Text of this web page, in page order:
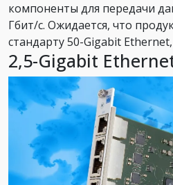
компоненты для передачи
Гбит/с. Ожидается, что
стандарту 50-Gigabit Ethernet,
2,5-Gigabit